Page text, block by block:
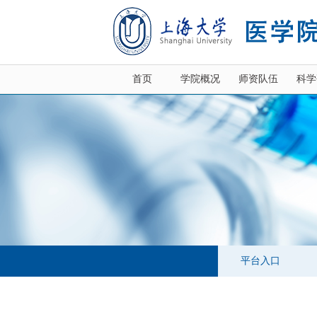
首页 学院概况 师资队伍 科
平台入口